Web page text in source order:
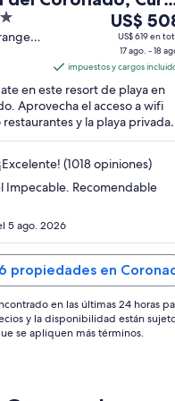
by Hilton
Del
17
ago
al
18
ago,
el
por
noche
US$ 508
US$
US$ 619 en
17 ago. - 18
impuestos y cargos
en este resort de playa en
Aprovecha el acceso a wifi
y la playa privada.
huéspedes destacan la
¡Excelente! (1018 opiniones)
Impecable. Recomendable
5 ago. 2026
propiedades en
en las últimas 24 horas
y la disponibilidad están
se apliquen más términos.